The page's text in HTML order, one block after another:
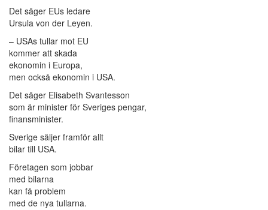
Det säger EUs ledare
Ursula von der Leyen.
– USAs tullar mot EU
kommer att skada
ekonomin i Europa,
men också ekonomin i USA.
Det säger Elisabeth Svantesson
som är minister för Sveriges pengar,
finansminister.
Sverige säljer framför allt
bilar till USA.
Företagen som jobbar
med bilarna
kan få problem
med de nya tullarna.